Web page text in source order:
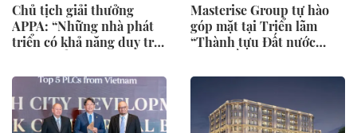
Chủ tịch giải thưởng
APPA: “Những nhà phát
triển có khả năng duy trì
người định hình thị
trường”
Masterise Group tự hào
góp mặt tại Triển lãm
“Thành tựu Đất nước
“80 năm Hành trình Độc